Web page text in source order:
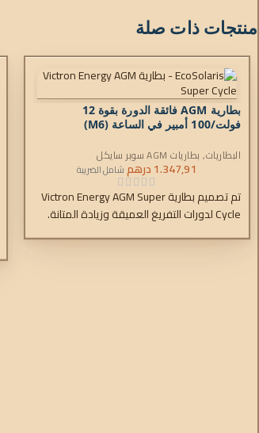
منتجات ذات صلة
بطارية AGM فائقة الدورة بقوة 12
فولت/100 أمبير في الساعة (M6)
البطاريات, بطاريات AGM سوبر سايكل
1.347,91درهمشامل الضريبة
تم تصميم بطارية Victron Energy AGM Super
Cycle لدورات التفريغ العميقة وزيادة المتانة.